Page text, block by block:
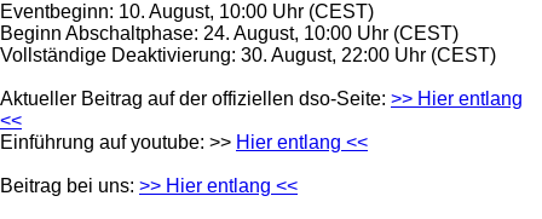
Eventbeginn: 10. August, 10:00 Uhr (CEST)
Beginn Abschaltphase: 24. August, 10:00 Uhr (CEST)
Vollständige Deaktivierung: 30. August, 22:00 Uhr (CEST)
Aktueller Beitrag auf der offiziellen dso-Seite: >> Hier entlang
<<
Einführung auf youtube: >> Hier entlang <<
Beitrag bei uns: >> Hier entlang <<